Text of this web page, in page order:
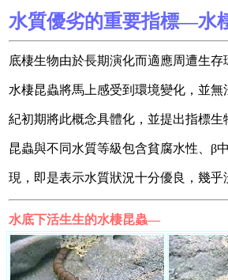
水質優劣的重要指標—水
底棲生物由於長期演化而適應周遭生
水棲昆蟲將馬上感受到環境變化，並
紀初期將此概念具體化，並提出指標生
昆蟲與不同水質等級包含貧腐水性、β
現，即是表示水質狀況十分優良，幾
水底下活生生的水棲昆蟲—